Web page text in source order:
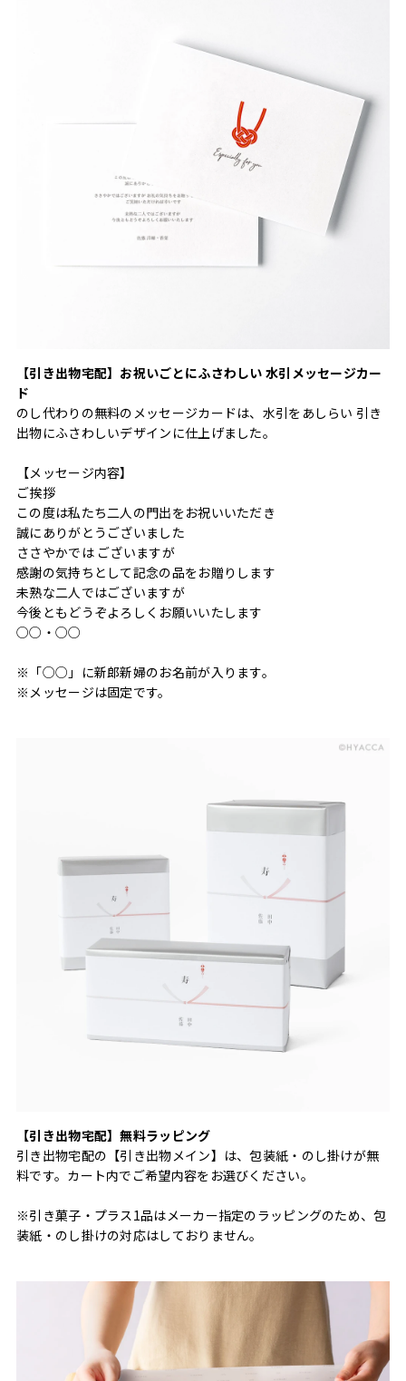
【引き出物宅配】お祝いごとにふさわしい 水引メッセージカー
ド
のし代わりの無料のメッセージカードは、水引をあしらい 引き
出物にふさわしいデザインに仕上げました。
【メッセージ内容】
ご挨拶
この度は私たち二人の門出をお祝いいただき
誠にありがとうございました
ささやかでは ございますが
感謝の気持ちとして記念の品をお贈りします
未熟な二人ではございますが
今後ともどうぞよろしくお願いいたします
○○・○○
※「○○」に新郎新婦のお名前が入ります。
※メッセージは固定です。
【引き出物宅配】無料ラッピング
引き出物宅配の【引き出物メイン】は、包装紙・のし掛けが無
料です。カート内でご希望内容をお選びください。
※引き菓子・プラス1品はメーカー指定のラッピングのため、包
装紙・のし掛けの対応はしておりません。